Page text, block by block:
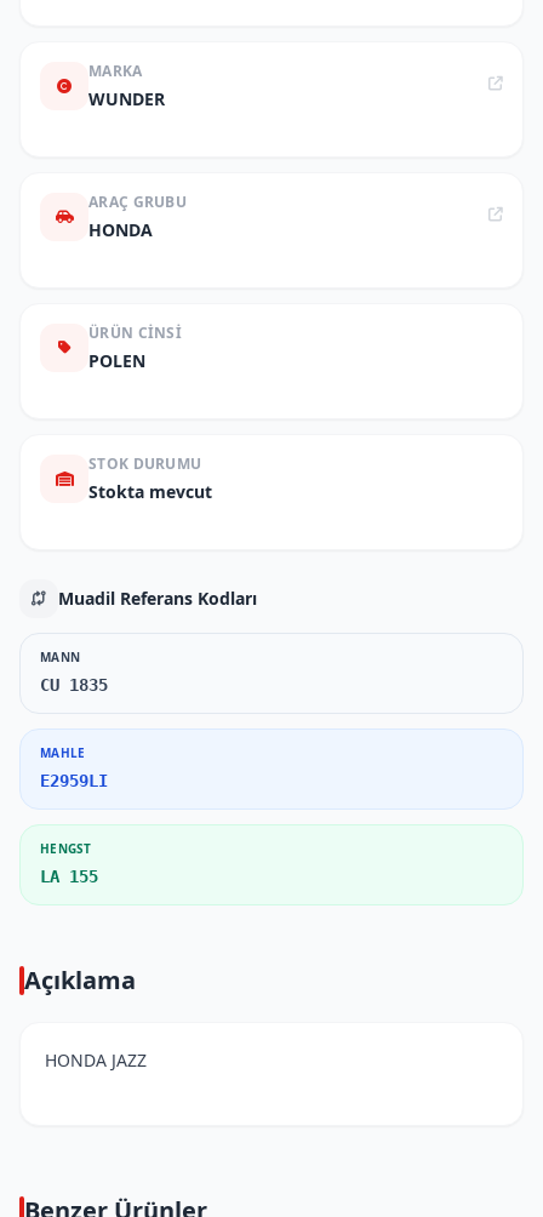
MARKA
WUNDER
ARAÇ GRUBU
HONDA
ÜRÜN CINSI
POLEN
STOK DURUMU
Stokta mevcut
Muadil Referans Kodları
MANN
CU 1835
MAHLE
E2959LI
HENGST
LA 155
Açıklama
HONDA JAZZ
Benzer Ürünler